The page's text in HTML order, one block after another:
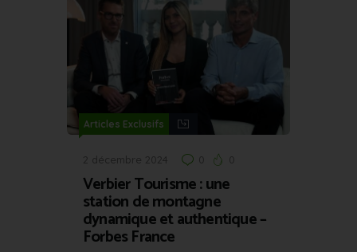
Articles Exclusifs
2 décembre 2024 0 0
Verbier Tourisme : une
station de montagne
dynamique et authentique –
Forbes France